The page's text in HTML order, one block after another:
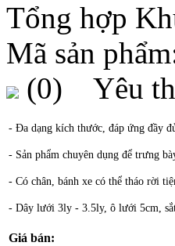
Tổng hợp
Mã sản
(0)
Yêu
- Đa dạng kích thước, đáp ứng đầy
- Sản phẩm chuyên dụng để trưng
- Có chân, bánh xe có thể tháo rời
- Dây lưới 3ly - 3.5ly, ô lưới 5cm,
Giá bán: